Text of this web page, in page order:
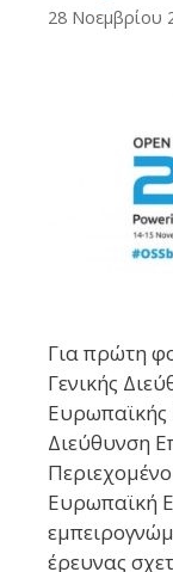
28 Νοεμβρίου
Για πρώτη
Γενικής
Ευρωπαϊκής
Διεύθυνση
Ευρωπαϊκή
έρευνας